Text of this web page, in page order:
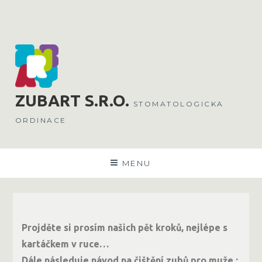
ZUBART S.R.O. STOMATOLOGICKA
ORDINACE
MENU
Projděte si prosím našich pět kroků, nejlépe s
kartáčkem v ruce…